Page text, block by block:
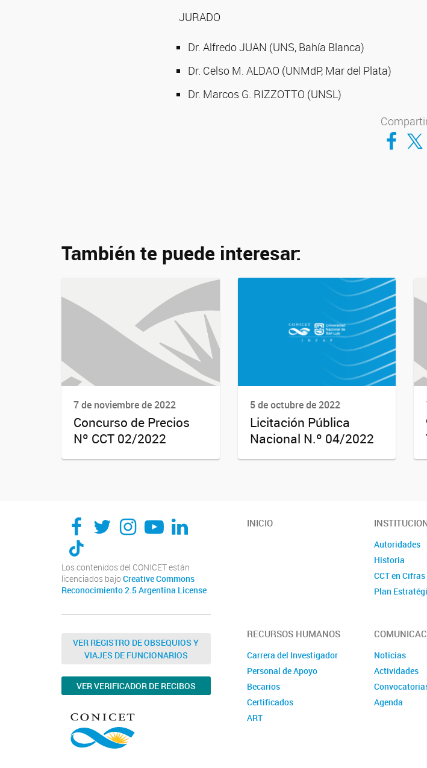
JURADO
Dr. Alfredo JUAN (UNS, Bahía Blanca)
Dr. Celso M. ALDAO (UNMdP, Mar del Plata)
Dr. Marcos G. RIZZOTTO (UNSL)
Compartir
También te puede interesar:
7 de noviembre de 2022
Concurso de Precios
Nº CCT 02/2022
5 de octubre de 2022
Licitación Pública
Nacional N.º 04/2022
Los contenidos del CONICET están
licenciados bajo Creative Commons
Reconocimiento 2.5 Argentina License
VER REGISTRO DE OBSEQUIOS Y
VIAJES DE FUNCIONARIOS
VER VERIFICADOR DE RECIBOS
INICIO
Autoridades
Historia
CCT en Cifras
Plan
RECURSOS HUMANOS
Carrera del Investigador
Personal de Apoyo
Becarios
Certificados
ART
Noticias
Actividades
Agenda